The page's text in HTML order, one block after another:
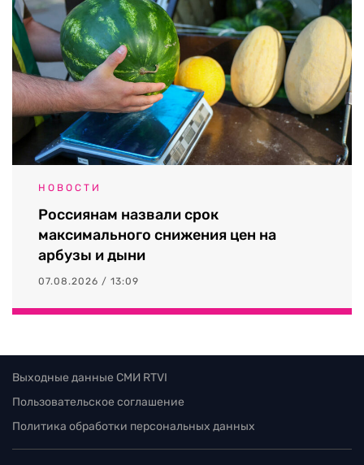
НОВОСТИ
Россиянам назвали срок
максимального снижения цен на
арбузы и дыни
07.08.2026 / 13:09
Выходные данные СМИ RTVI
Пользовательское соглашение
Политика обработки персональных данных